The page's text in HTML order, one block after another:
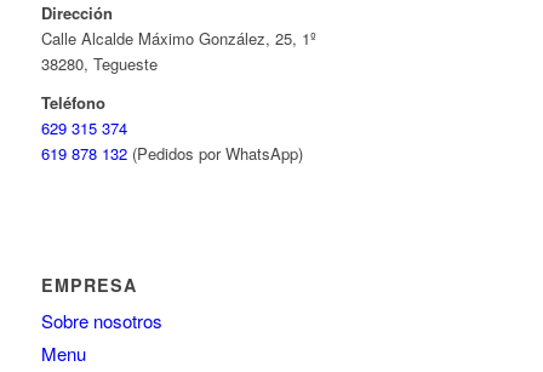
Dirección
Calle Alcalde Máximo González, 25, 1º
38280, Tegueste
Teléfono
629 315 374
619 878 132(Pedidos por WhatsApp)
EMPRESA
Sobre nosotros
Menu